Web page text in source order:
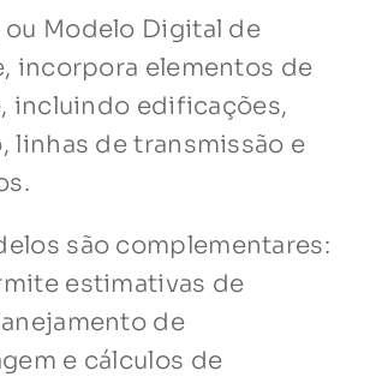
ou Modelo Digital de
incorpora elementos de
incluindo edificações,
linhas de transmissão e
são complementares:
estimativas de
de
e cálculos de